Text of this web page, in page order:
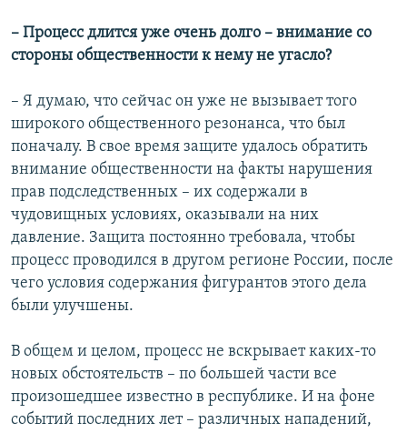
– Процесс длится уже очень долго – внимание со
стороны общественности к нему не угасло?
– Я думаю, что сейчас он уже не вызывает того
широкого общественного резонанса, что был
поначалу. В свое время защите удалось обратить
внимание общественности на факты нарушения
прав подследственных – их содержали в
чудовищных условиях, оказывали на них
давление. Защита постоянно требовала, чтобы
процесс проводился в другом регионе России, после
чего условия содержания фигурантов этого дела
были улучшены.
В общем и целом, процесс не вскрывает каких-то
новых обстоятельств – по большей части все
произошедшее известно в республике. И на фоне
событий последних лет – различных нападений,